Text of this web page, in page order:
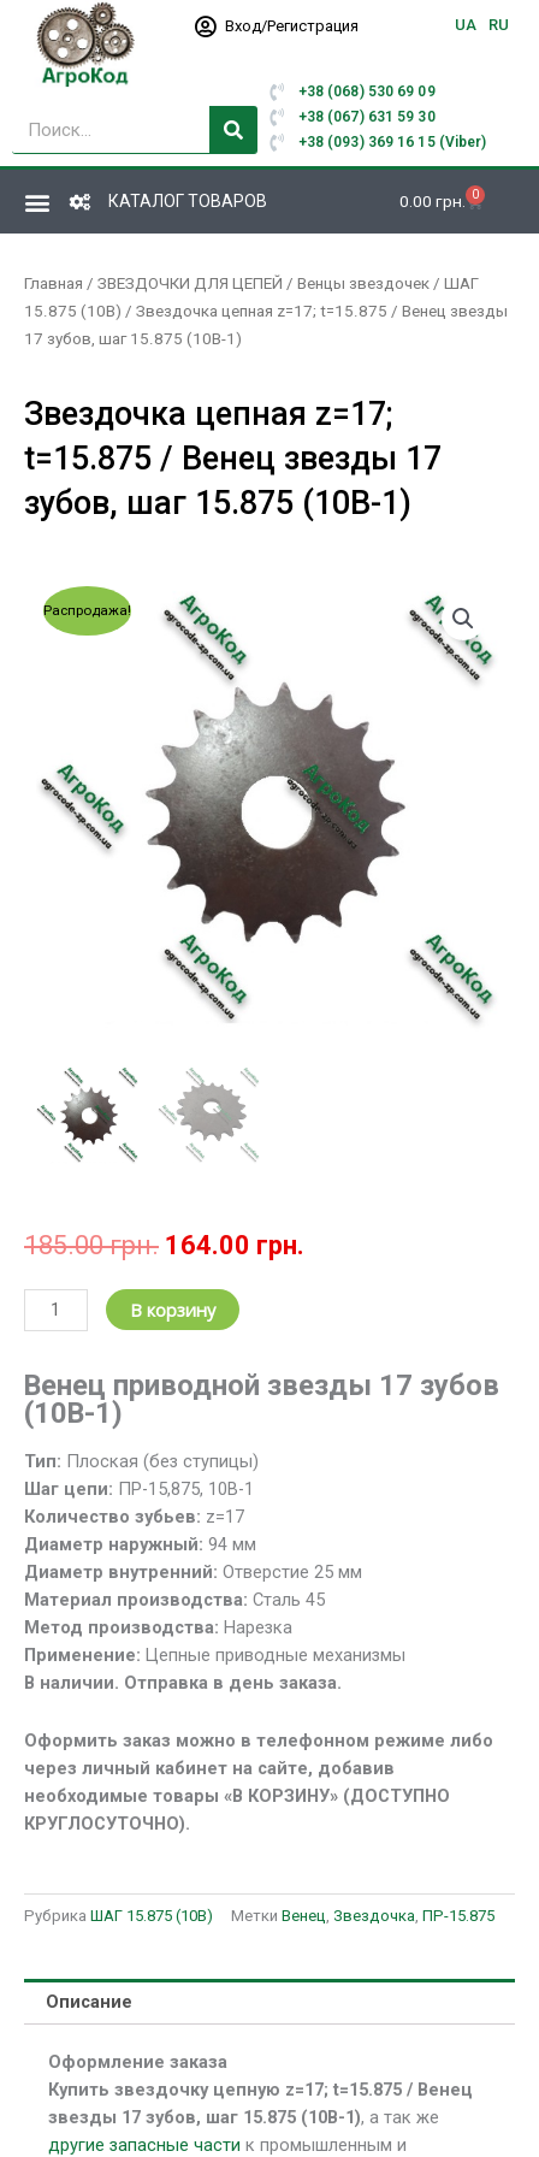
Перейти
содержимому
Вход/Регистрация UA RU
Поиск
+38 (068) 530 69 09
+38 (067) 631 59 30
+38 (093) 369 16 15 (Viber)
КАТАЛОГ ТОВАРОВ 0.00 грн. 0
Корзина
Главная / ЗВЕЗДОЧКИ ДЛЯ ЦЕПЕЙ / Венцы звездочек / ШАГ
15.875 (10В) / Звездочка цепная z=17; t=15.875 / Венец звезды
17 зубов, шаг 15.875 (10В-1)
Звездочка цепная z=17;
t=15.875 / Венец звезды 17
зубов, шаг 15.875 (10В-1)
Распродажа!
185.00грн. Первоначальная
составляла
185.00 грн..
164.00 грн.
Количество
товара
цепная
z=17;
/
Венец
звезды
17
зубов,
шаг
15.875
(10В-1)
В корзину
Венец приводной звезды 17 зубов
(10В-1)
Тип: Плоская (без ступицы)
Шаг цепи: ПР-15,875, 10B-1
Количество зубьев: z=17
Диаметр наружный: 94 мм
Диаметр внутренний: Отверстие 25 мм
Материал производства: Cталь 45
Метод производства: Нарезка
Применение: Цепные приводные механизмы
В наличии. Отправка в день заказа.
Оформить заказ можно в телефонном режиме либо
через личный кабинет на сайте, добавив
необходимые товары «В КОРЗИНУ» (ДОСТУПНО
КРУГЛОСУТОЧНО).
Рубрика ШАГ 15.875 (10В) Метки Венец, Звездочка, ПР-15.875
Описание
Оформление заказа
Купить звездочку цепную z=17; t=15.875 / Венец
звезды 17 зубов, шаг 15.875 (10В-1), а так же
другие запасные части к промышленным и